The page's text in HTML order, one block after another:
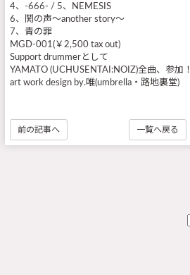
4、-666- / 5、NEMESIS
6、鬨の声～another story～
7、青の罪
MGD-001(￥2,500 tax out)
Support drummerとして
YAMATO (UCHUSENTAI:NOIZ)全曲、参加！
art work design by.唯(umbrella・路地裏堂)
一覧へ戻る
前の記事へ